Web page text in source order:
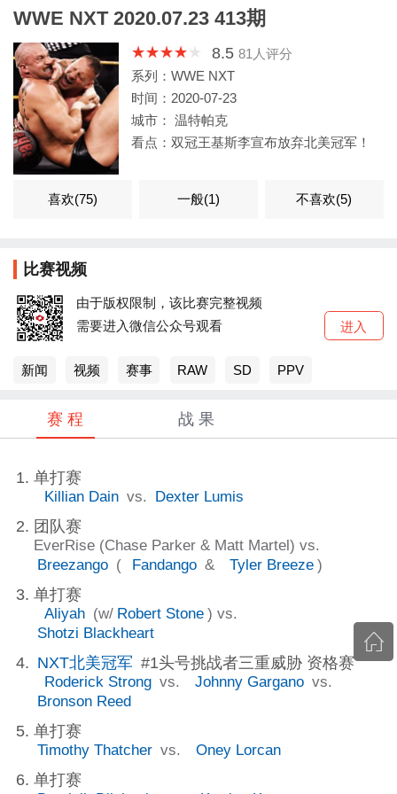
WWE NXT 2020.07.23 413期
8.5 81人评分
系列：WWE NXT
时间：2020-07-23
城市： 温特帕克
看点：双冠王基斯李宣布放弃北美冠军！
喜欢(75) 一般(1) 不喜欢(5)
比赛视频
由于版权限制，该比赛完整视频
需要进入微信公众号观看
进入
新闻 视频 赛事 RAW SD PPV
赛 程 战 果
单打赛
Killian Dain vs. Dexter Lumis
团队赛
EverRise (Chase Parker & Matt Martel) vs.
Breezango ( Fandango & Tyler Breeze )
单打赛
Aliyah (w/ Robert Stone ) vs.
Shotzi Blackheart
NXT北美冠军 #1头号挑战者三重威胁 资格赛
Roderick Strong vs. Johnny Gargano vs.
Bronson Reed
单打赛
Timothy Thatcher vs. Oney Lorcan
单打赛